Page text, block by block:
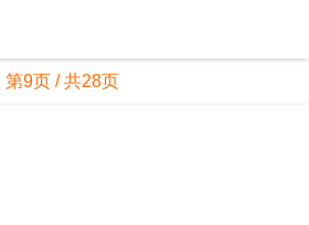
第9页 / 共28页